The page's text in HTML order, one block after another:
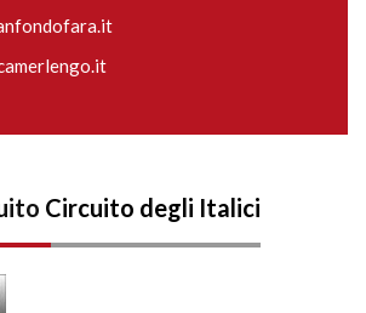
Circuito degli Italici